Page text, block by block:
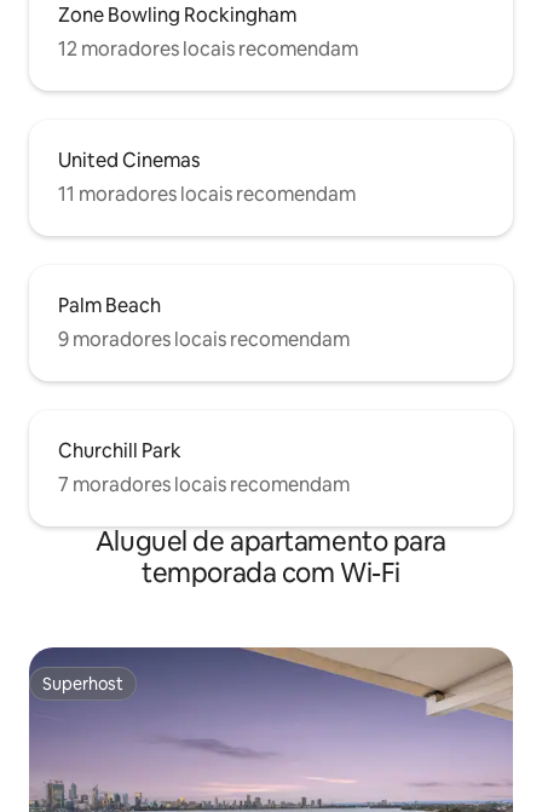
Zone Bowling Rockingham
12 moradores locais recomendam
United Cinemas
11 moradores locais recomendam
Palm Beach
9 moradores locais recomendam
Churchill Park
7 moradores locais recomendam
Aluguel de apartamento para
temporada com Wi-Fi
Superhost
Superhost